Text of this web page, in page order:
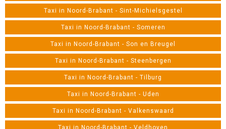
Taxi in Noord-Brabant - Sint-Michielsgestel
Taxi in Noord-Brabant - Someren
Taxi in Noord-Brabant - Son en Breugel
Taxi in Noord-Brabant - Steenbergen
Taxi in Noord-Brabant - Tilburg
Taxi in Noord-Brabant - Uden
Taxi in Noord-Brabant - Valkenswaard
Taxi in Noord-Brabant - Veldhoven